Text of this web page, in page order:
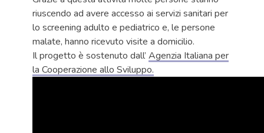
riuscendo ad avere accesso ai servizi sanitari per
lo screening adulto e pediatrico e, le persone
malate, hanno ricevuto visite a domicilio.
Il progetto è sostenuto dall’ Agenzia Italiana per
la Cooperazione allo Sviluppo.